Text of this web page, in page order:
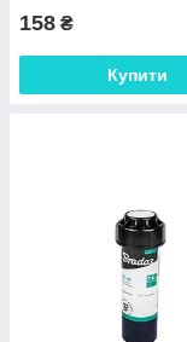
158 ₴
Купити